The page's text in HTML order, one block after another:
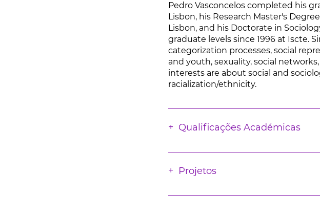
Pedro Vasconcelos completed his
Lisbon, his Research Master's
Lisbon, and his Doctorate in
graduate levels since 1996 at Iscte.
categorization processes, social
and youth, sexuality, social
interests are about social and
racialization/ethnicity.
Qualificações Académicas
Projetos